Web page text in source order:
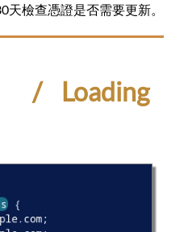
檢查憑證是否需要更新。
Loading